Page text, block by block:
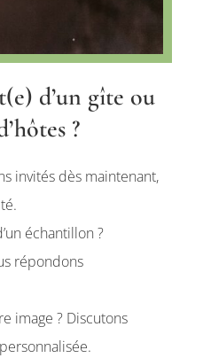
d’un gîte ou
?
invités dès maintenant,
échantillon ?
répondons
image ? Discutons